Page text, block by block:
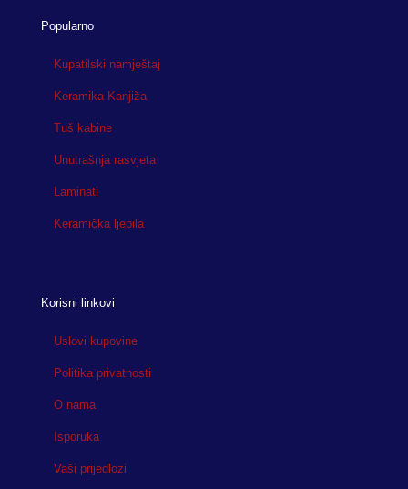
Popularno
Kupatilski namještaj
Keramika Kanjiža
Tuš kabine
Unutrašnja rasvjeta
Laminati
Keramička ljepila
Korisni linkovi
Uslovi kupovine
Politika privatnosti
O nama
Isporuka
Vaši prijedlozi